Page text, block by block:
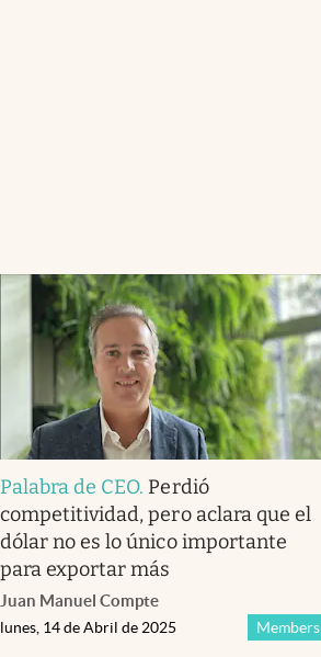
Palabra de CEO. Perdió
competitividad, pero aclara que el
dólar no es lo único importante
para exportar más
Juan Manuel Compte
Members
lunes, 14 de Abril de 2025